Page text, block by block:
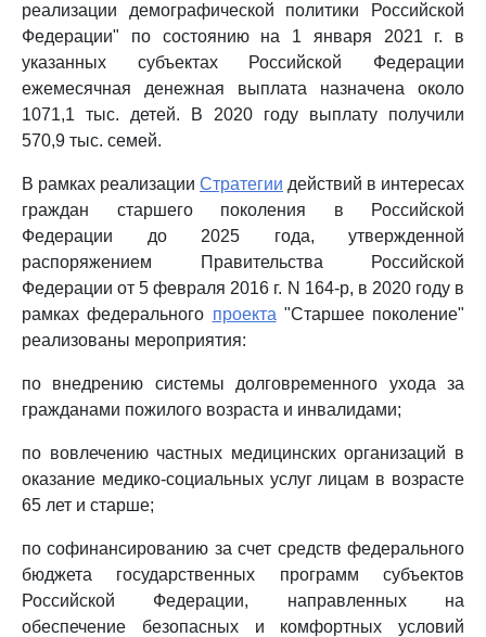
реализации демографической политики Российской
Федерации" по состоянию на 1 января 2021 г. в
указанных субъектах Российской Федерации
ежемесячная денежная выплата назначена около
1071,1 тыс. детей. В 2020 году выплату получили
570,9 тыс. семей.
В рамках реализации Стратегии действий в интересах
граждан старшего поколения в Российской
Федерации до 2025 года, утвержденной
распоряжением Правительства Российской
Федерации от 5 февраля 2016 г. N 164-р, в 2020 году в
рамках федерального проекта "Старшее поколение"
реализованы мероприятия:
по внедрению системы долговременного ухода за
гражданами пожилого возраста и инвалидами;
по вовлечению частных медицинских организаций в
оказание медико-социальных услуг лицам в возрасте
65 лет и старше;
по софинансированию за счет средств федерального
бюджета государственных программ субъектов
Российской Федерации, направленных на
обеспечение безопасных и комфортных условий